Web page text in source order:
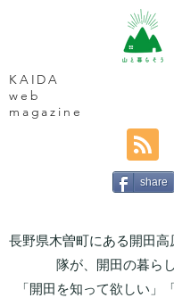
KAIDA
web
magazine
share
長野県木曽町にある開田
隊が、開田の暮ら
「開田を知って欲しい」